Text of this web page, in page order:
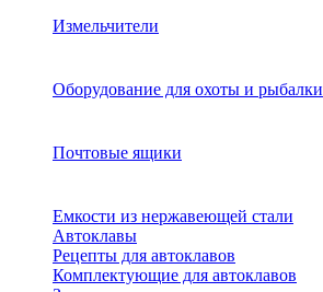
Измельчители
Оборудование для охоты и рыбалки
Почтовые ящики
Емкости из нержавеющей стали
Автоклавы
Рецепты для автоклавов
Комплектующие для автоклавов